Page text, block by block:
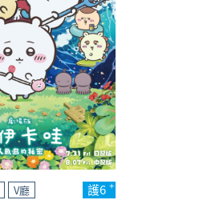
V廳
護6